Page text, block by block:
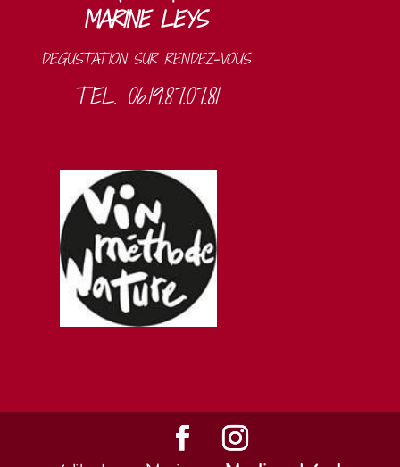
MARINE LEYS
DEGUSTATION SUR RENDEZ-VOUS
TEL. 06.19.87.07.81